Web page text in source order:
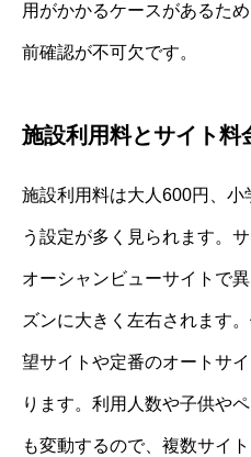
用がかかるケースがあるた
前確認が不可欠です。
施設利用料とサイト料
施設利用料は大人600円、
う設定が多く見られます。
オーシャンビューサイトで
ズンに大きく左右されます
望サイトや定番のオートサ
ります。利用人数や子供や
も変動するので、複数サイ